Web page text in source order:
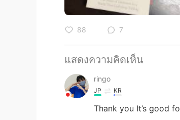
88 7
แสดงความคิดเห็น
ringo
JP KR
Thank you It’s good